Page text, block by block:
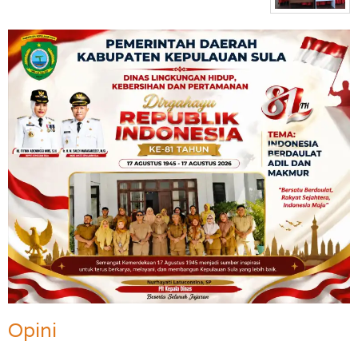
Opini